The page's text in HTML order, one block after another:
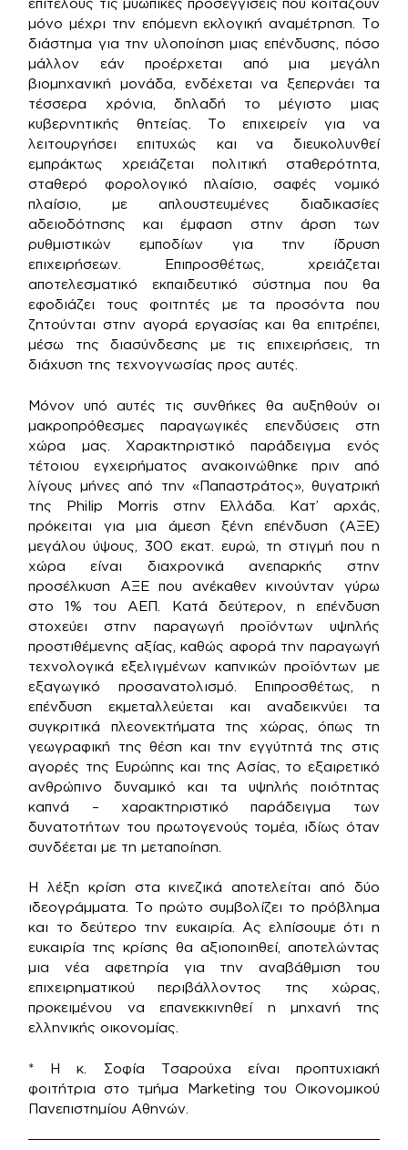
επιτέλους τις μυωπικές προσεγγίσεις που κοιτάζουν
μόνο μέχρι την επόμενη εκλογική αναμέτρηση. Το
διάστημα για την υλοποίηση μιας επένδυσης, πόσο
μάλλον εάν προέρχεται από μια μεγάλη
βιομηχανική μονάδα, ενδέχεται να ξεπερνάει τα
τέσσερα χρόνια, δηλαδή το μέγιστο μιας
κυβερνητικής θητείας. Το επιχειρείν για να
λειτουργήσει επιτυχώς και να διευκολυνθεί
εμπράκτως χρειάζεται πολιτική σταθερότητα,
σταθερό φορολογικό πλαίσιο, σαφές νομικό
πλαίσιο, με απλουστευμένες διαδικασίες
αδειοδότησης και έμφαση στην άρση των
ρυθμιστικών εμποδίων για την ίδρυση
επιχειρήσεων. Επιπροσθέτως, χρειάζεται
αποτελεσματικό εκπαιδευτικό σύστημα που θα
εφοδιάζει τους φοιτητές με τα προσόντα που
ζητούνται στην αγορά εργασίας και θα επιτρέπει,
μέσω της διασύνδεσης με τις επιχειρήσεις, τη
διάχυση της τεχνογνωσίας προς αυτές.
Μόνον υπό αυτές τις συνθήκες θα αυξηθούν οι
μακροπρόθεσμες παραγωγικές επενδύσεις στη
χώρα μας. Χαρακτηριστικό παράδειγμα ενός
τέτοιου εγχειρήματος ανακοινώθηκε πριν από
λίγους μήνες από την «Παπαστράτος», θυγατρική
της Philip Morris στην Ελλάδα. Κατ’ αρχάς,
πρόκειται για μια άμεση ξένη επένδυση (ΑΞΕ)
μεγάλου ύψους, 300 εκατ. ευρώ, τη στιγμή που η
χώρα είναι διαχρονικά ανεπαρκής στην
προσέλκυση ΑΞΕ που ανέκαθεν κινούνταν γύρω
στο 1% του ΑΕΠ. Κατά δεύτερον, η επένδυση
στοχεύει στην παραγωγή προϊόντων υψηλής
προστιθέμενης αξίας, καθώς αφορά την παραγωγή
τεχνολογικά εξελιγμένων καπνικών προϊόντων με
εξαγωγικό προσανατολισμό. Επιπροσθέτως, η
επένδυση εκμεταλλεύεται και αναδεικνύει τα
συγκριτικά πλεονεκτήματα της χώρας, όπως τη
γεωγραφική της θέση και την εγγύτητά της στις
αγορές της Ευρώπης και της Ασίας, το εξαιρετικό
ανθρώπινο δυναμικό και τα υψηλής ποιότητας
καπνά – χαρακτηριστικό παράδειγμα των
δυνατοτήτων του πρωτογενούς τομέα, ιδίως όταν
συνδέεται με τη μεταποίηση.
Η λέξη κρίση στα κινεζικά αποτελείται από δύο
ιδεογράμματα. Το πρώτο συμβολίζει το πρόβλημα
και το δεύτερο την ευκαιρία. Ας ελπίσουμε ότι η
ευκαιρία της κρίσης θα αξιοποιηθεί, αποτελώντας
μια νέα αφετηρία για την αναβάθμιση του
επιχειρηματικού περιβάλλοντος της χώρας,
προκειμένου να επανεκκινηθεί η μηχανή της
ελληνικής οικονομίας.
* Η κ. Σοφία Τσαρούχα είναι προπτυχιακή
φοιτήτρια στο τμήμα Marketing του Οικονομικού
Πανεπιστημίου Αθηνών.